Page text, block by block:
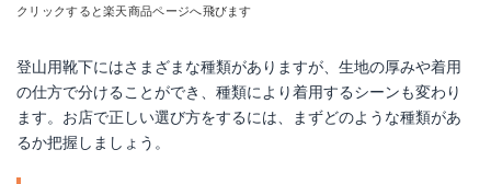
クリックすると楽天商品ページへ飛びます
登山用靴下にはさまざまな種類がありますが、生地の厚みや着用
の仕方で分けることができ、種類により着用するシーンも変わり
ます。お店で正しい選び方をするには、まずどのような種類があ
るか把握しましょう。